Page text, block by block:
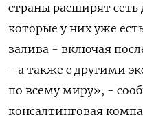
страны расширят
которые у них уже
залива - включая
- а также с ​другими
по всему миру», -
консалтинговая